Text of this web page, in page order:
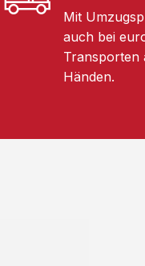
Mit
auch bei
Transporten
Händen.